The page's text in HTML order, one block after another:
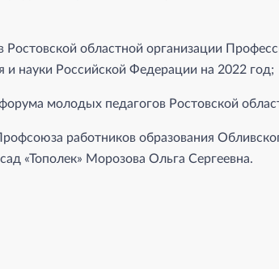
областной организации
и науки Российской Федерации на 2022 год;
молодых педагогов Ростовской
работников образования
«Тополек» Морозова Ольга Сергеевна.